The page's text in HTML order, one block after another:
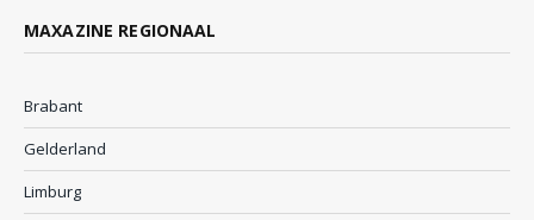
MAXAZINE REGIONAAL
Brabant
Gelderland
Limburg